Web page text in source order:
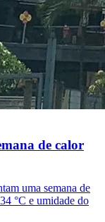
de calor
uma semana de
°C e umidade do